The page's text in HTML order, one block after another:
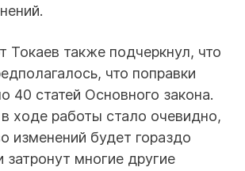
также подчеркнул, что
что поправки
40 статей Основного закона.
ходе работы стало очевидно,
изменений будет гораздо
многие другие